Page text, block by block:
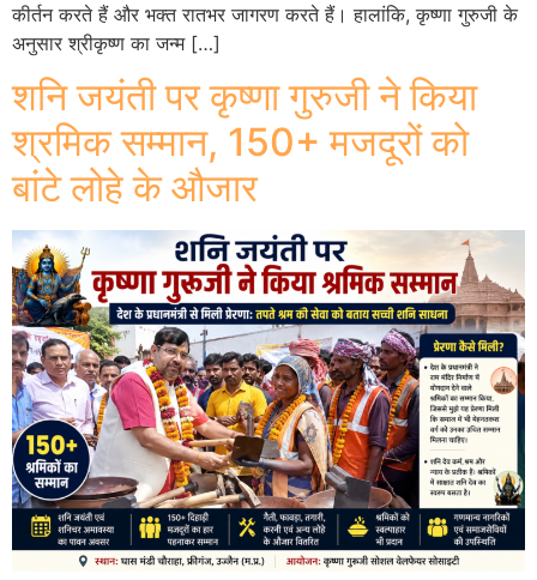
कीर्तन करते हैं और भक्त रातभर जागरण करते हैं। हालांकि, कृष्णा गुरुजी के
अनुसार श्रीकृष्ण का जन्म […]
शनि जयंती पर कृष्णा गुरुजी ने किया
श्रमिक सम्मान, 150+ मजदूरों को
बांटे लोहे के औजार